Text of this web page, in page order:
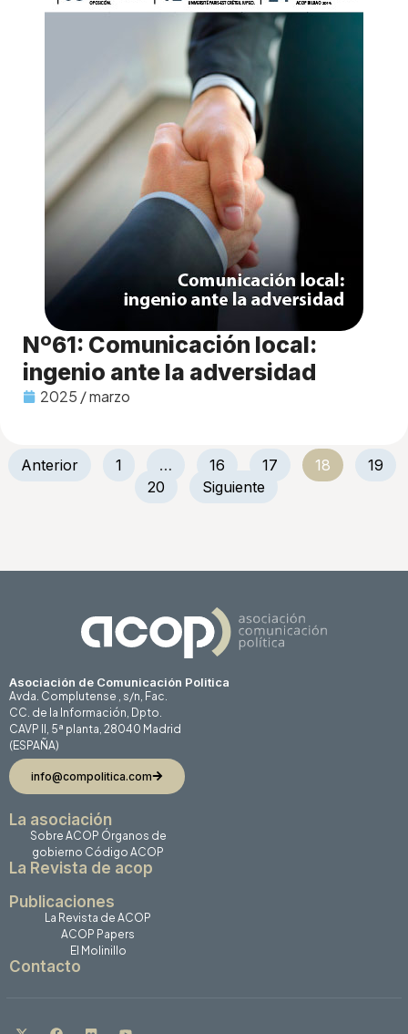
Nº61: Comunicación local:
ingenio ante la adversidad
2025 / marzo
Anterior 1 … 16 17 18
19
20
Siguiente
Asociación de Comunicación Politica
Avda. Complutense , s/n, Fac.
CC. de la Información, Dpto.
CAVP II, 5ª planta, 28040 Madrid
(ESPAÑA)
info@compolitica.com
La asociación
Sobre ACOP Órganos de
gobierno Código ACOP
La Revista de acop
Publicaciones
La Revista de ACOP
ACOP Papers
El Molinillo
Contacto